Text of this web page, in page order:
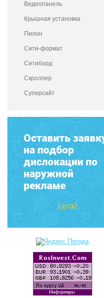
Видеопанель
Крышная установка
Пилон
Сити-формат
Ситиборд
Скроллер
Суперсайт
Оставить
на подбор
дислокации по
наружной
рекламе
Здесь!